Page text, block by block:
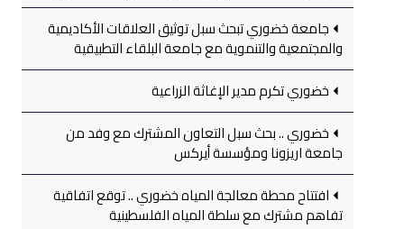
جامعة خضوري تبحث سبل توثيق العلاقات الأكاديمية
والمجتمعية والتنموية مع جامعة البلقاء التطبيقية
خضوري تكرم مدير الإغاثة الزراعية
خضوري .. بحث سبل التعاون المشترك مع وفد من
جامعة اريزونا ومؤسسة أيركس
افتتاح محطة معالجة المياه خضوري .. توقع اتفاقية
تفاهم مشترك مع سلطة المياه الفلسطينية